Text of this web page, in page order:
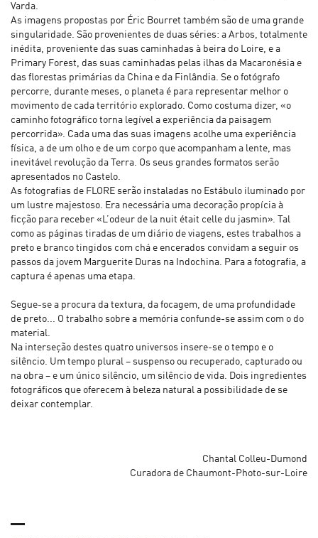
Varda.
As imagens propostas por Éric Bourret também são de uma grande
singularidade. São provenientes de duas séries: a Arbos, totalmente
inédita, proveniente das suas caminhadas à beira do Loire, e a
Primary Forest, das suas caminhadas pelas ilhas da Macaronésia e
das florestas primárias da China e da Finlândia. Se o fotógrafo
percorre, durante meses, o planeta é para representar melhor o
movimento de cada território explorado. Como costuma dizer, «o
caminho fotográfico torna legível a experiência da paisagem
percorrida». Cada uma das suas imagens acolhe uma experiência
física, a de um olho e de um corpo que acompanham a lente, mas
inevitável revolução da Terra. Os seus grandes formatos serão
apresentados no Castelo.
As fotografias de FLORE serão instaladas no Estábulo iluminado por
um lustre majestoso. Era necessária uma decoração propícia à
ficção para receber «L’odeur de la nuit était celle du jasmin». Tal
como as páginas tiradas de um diário de viagens, estes trabalhos a
preto e branco tingidos com chá e encerados convidam a seguir os
passos da jovem Marguerite Duras na Indochina. Para a fotografia, a
captura é apenas uma etapa.
Segue-se a procura da textura, da focagem, de uma profundidade
de preto... O trabalho sobre a memória confunde-se assim com o do
material.
Na interseção destes quatro universos insere-se o tempo e o
silêncio. Um tempo plural – suspenso ou recuperado, capturado ou
na obra – e um único silêncio, um silêncio de vida. Dois ingredientes
fotográficos que oferecem à beleza natural a possibilidade de se
deixar contemplar.
Chantal Colleu-Dumond
Curadora de Chaumont-Photo-sur-Loire